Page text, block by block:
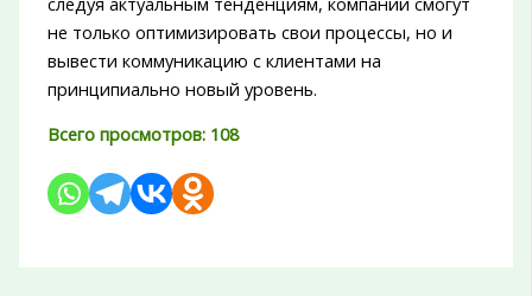
не только оптимизировать свои процессы, но и
вывести коммуникацию с клиентами на
принципиально новый уровень.
Всего просмотров: 108